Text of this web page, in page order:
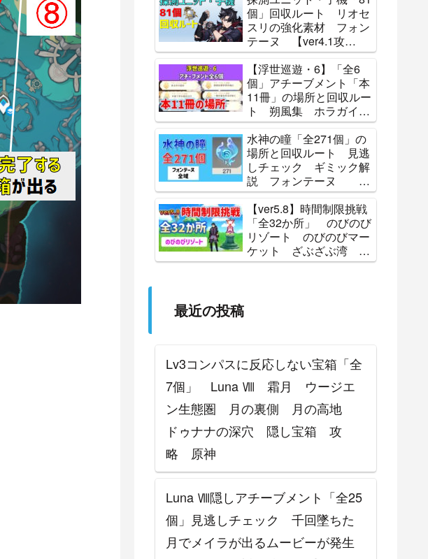
Lunoculus Locations 攻
略 原神
個」回収ルート リオセ
スリの強化素材 フォン
テーヌ 【ver4.1攻
略】 探索 原神 ALL
81 Subdetection Unit
Locations Genshin
【浮世巡遊・6】「全6
個」アチーブメント「本
11冊」の場所と回収ルー
ト 朔風集 ホラガイの
残響 蒼星フェイ史略
怪盗レッド・ミラーの伝
説 辺境夜話 北の果
て、祈りの歌 Luna
Ⅳ 攻略 原神
水神の瞳「全271個」の
場所と回収ルート 見逃
しチェック ギミック解
説 フォンテーヌ
【攻略】 原神
Genshin
【ver5.8】時間制限挑戦
「全32か所」 のびのび
リゾート のびのびマー
ケット ざぶざぶ湾 ひ
ゅうひゅう丘 パイン
最近の投稿
Lv3コンパスに反応しない宝箱「全
7個」 Luna Ⅷ 霜月 ウージエ
ン生態圏 月の裏側 月の高地
ドゥナナの深穴 隠し宝箱 攻
略 原神
Luna Ⅷ隠しアチーブメント「全25
個」見逃しチェック 千回墜ちた
月でメイラが出るムービーが発生